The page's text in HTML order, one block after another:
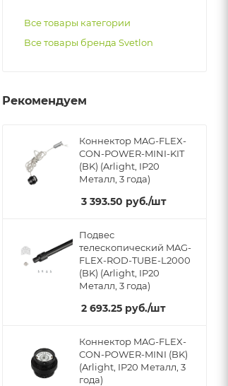
Все товары категории
Все товары бренда Svetlon
Рекомендуем
Коннектор MAG-FLEX-
CON-POWER-MINI-KIT
(BK) (Arlight, IP20
Металл, 3 года)
3 393.50 руб./шт
Подвес
телескопический MAG-
FLEX-ROD-TUBE-L2000
(BK) (Arlight, IP20
Металл, 3 года)
2 693.25 руб./шт
Коннектор MAG-FLEX-
CON-POWER-MINI (BK)
(Arlight, IP20 Металл, 3
года)